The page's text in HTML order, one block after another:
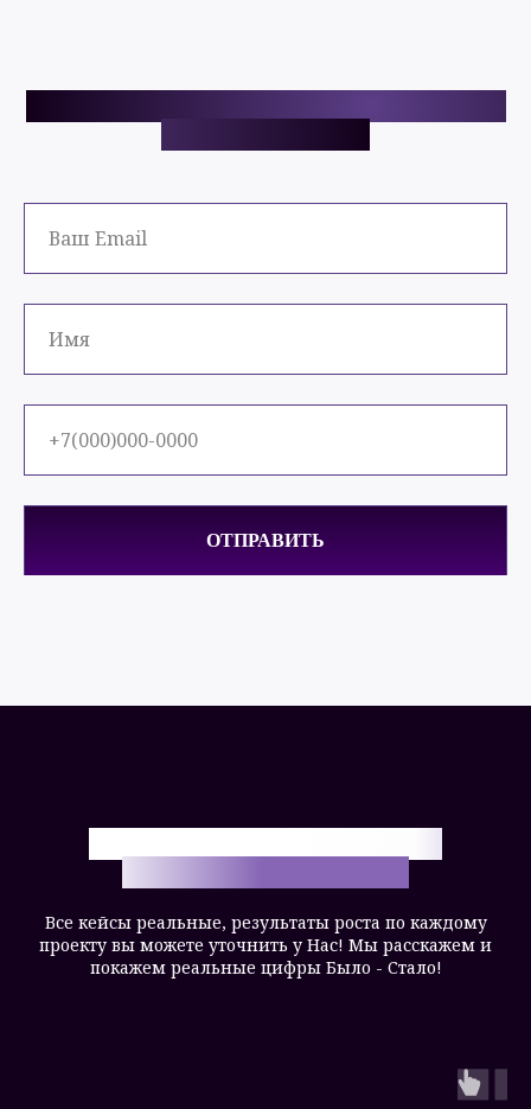
ОТПРАВИТЬ
Все кейсы реальные, результаты роста по каждому
проекту вы можете уточнить у Нас! Мы расскажем и
покажем реальные цифры Было - Стало!